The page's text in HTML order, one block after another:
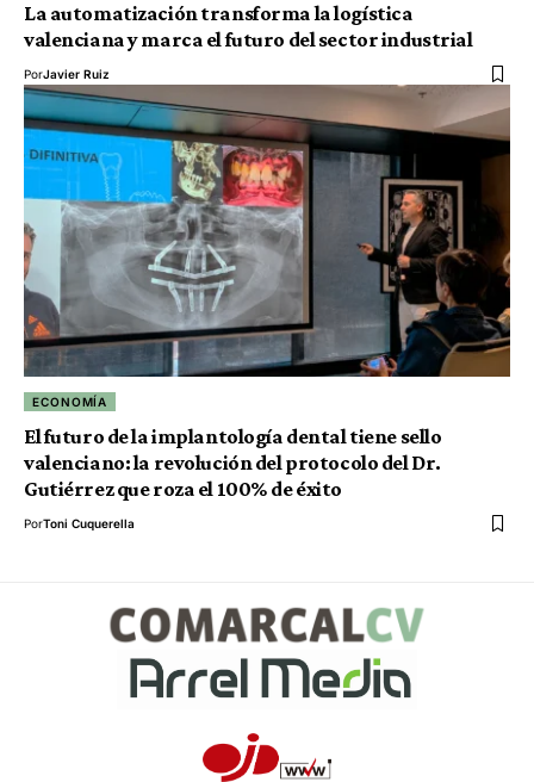
La automatización transforma la logística
valenciana y marca el futuro del sector industrial
PorJavier Ruiz
ECONOMÍA
El futuro de la implantología dental tiene sello
valenciano: la revolución del protocolo del Dr.
Gutiérrez que roza el 100% de éxito
PorToni Cuquerella